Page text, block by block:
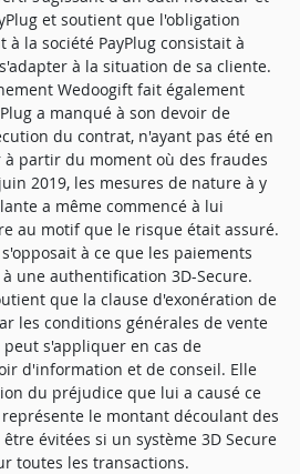
et soutient que l'obligation
la société PayPlug consistait à
à la situation de sa cliente.
Wedoogift fait également
a manqué à son devoir de
du contrat, n'ayant pas été en
partir du moment où des fraudes
2019, les mesures de nature à y
a même commencé à lui
au motif que le risque était assuré.
à ce que les paiements
une authentification 3D-Secure.
que la clause d'exonération de
les conditions générales de vente
peut s'appliquer en cas de
d'information et de conseil. Elle
du préjudice que lui a causé ce
le montant découlant des
évitées si un système 3D Secure
toutes les transactions.